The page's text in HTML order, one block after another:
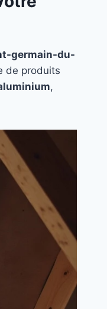
germain-du-
de produits
,